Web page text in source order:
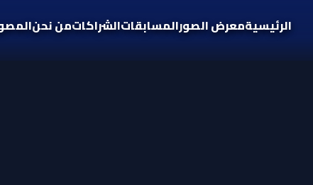
الرئيسيةمعرض الصورالمسابقاتالشراكاتمن نحن